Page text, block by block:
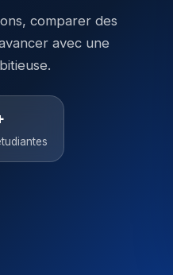
comparer des
avec une